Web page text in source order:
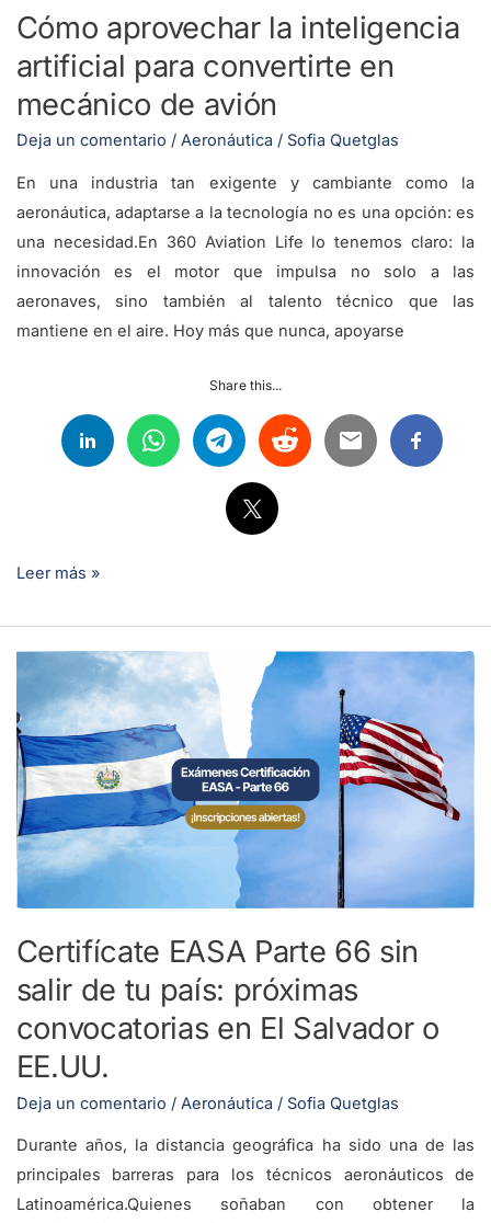
Cómo aprovechar la inteligencia
artificial para convertirte en
mecánico de avión
Deja un comentario / Aeronáutica / Sofia Quetglas
En una industria tan exigente y cambiante como la
aeronáutica, adaptarse a la tecnología no es una opción: es
una necesidad.En 360 Aviation Life lo tenemos claro: la
innovación es el motor que impulsa no solo a las
aeronaves, sino también al talento técnico que las
mantiene en el aire. Hoy más que nunca, apoyarse
Share this...
de
avión
Leer más »
Certifícate EASA Parte 66 sin
salir de tu país: próximas
convocatorias en El Salvador o
EE.UU.
Deja un comentario / Aeronáutica / Sofia Quetglas
Durante años, la distancia geográfica ha sido una de las
principales barreras para los técnicos aeronáuticos de
Latinoamérica.Quienes soñaban con obtener la
Certifícate
EASA
Parte
66
sin
salir
de
tu
país:
convocatorias
en
El
o
EE.UU.